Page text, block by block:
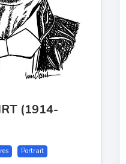
(1914-
Portrait